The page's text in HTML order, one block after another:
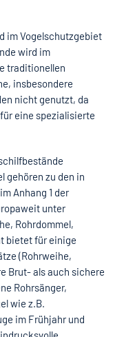
im Vogelschutzgebiet
wird im
traditionellen
insbesondere
nicht genutzt, da
eine spezialisierte
gehören zu den in
Anhang 1 der
unter
Rohrdommel,
bietet für einige
(Rohrweihe,
Brut- als auch sichere
Rohrsänger,
wie z.B.
im Frühjahr und